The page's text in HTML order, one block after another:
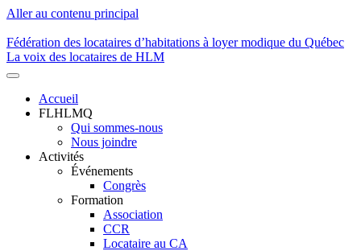
Aller au contenu principal
Fédération des locataires d’habitations à loyer modique du Québec
La voix des locataires de HLM
Navigation
principale
Accueil
FLHLMQ
Qui sommes-nous
Nous joindre
Activités
Événements
Congrès
Formation
Association
CCR
Locataire au CA